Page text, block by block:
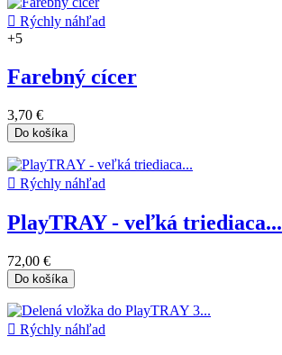
 Rýchly náhľad
+5
Farebný cícer
3,70 €
Do košíka
 Rýchly náhľad
PlayTRAY - veľká triediaca...
72,00 €
Do košíka
 Rýchly náhľad